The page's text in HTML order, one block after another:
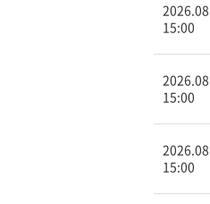
15:00
15:00
15:00